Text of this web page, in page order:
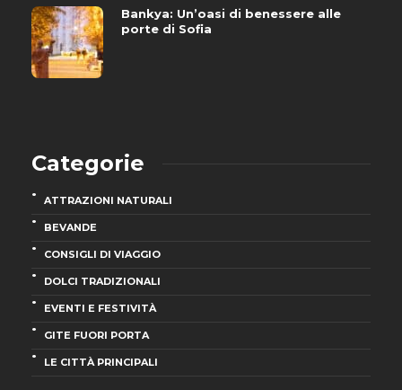
Bankya: Un’oasi di benessere alle
porte di Sofia
Categorie
ATTRAZIONI NATURALI
BEVANDE
CONSIGLI DI VIAGGIO
DOLCI TRADIZIONALI
EVENTI E FESTIVITÀ
GITE FUORI PORTA
LE CITTÀ PRINCIPALI